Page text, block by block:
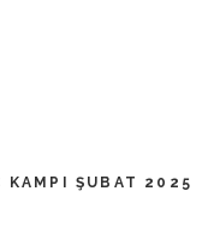
KAMPI ŞUBAT 2025